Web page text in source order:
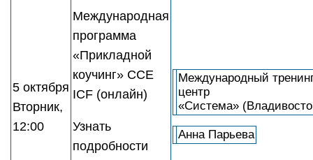
5 октября
Вторник,
12:00
Международная
программа
«Прикладной
коучинг» CCE
ICF (онлайн)
Узнать
подробности
Международный
центр
«Система»
Анна Парьева